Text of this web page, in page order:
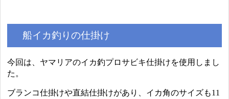
船イカ釣りの仕掛け
今回は、ヤマリアのイカ釣プロサビキ仕掛けを使用しまし
た。
ブランコ仕掛けや直結仕掛けがあり、イカ角のサイズも11